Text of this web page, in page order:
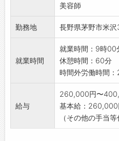
美容師
勤務地 長野県茅野市米
就業時間
就業時間：9時00
休憩時間：60分
時間外労働時間
給与
260,000円〜
基本給：
（その他の手当